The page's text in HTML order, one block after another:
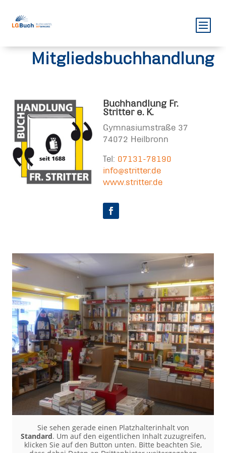
Mitgliedsbuchhandlung
Buchhandlung Fr.
Stritter e. K.
Gymnasiumstraße 37
74072 Heilbronn
Tel: 07131-78190
info@stritter.de
www.stritter.de
Sie sehen gerade einen Platzhalterinhalt von
Standard. Um auf den eigentlichen Inhalt zuzugreifen,
klicken Sie auf den Button unten. Bitte beachten Sie,